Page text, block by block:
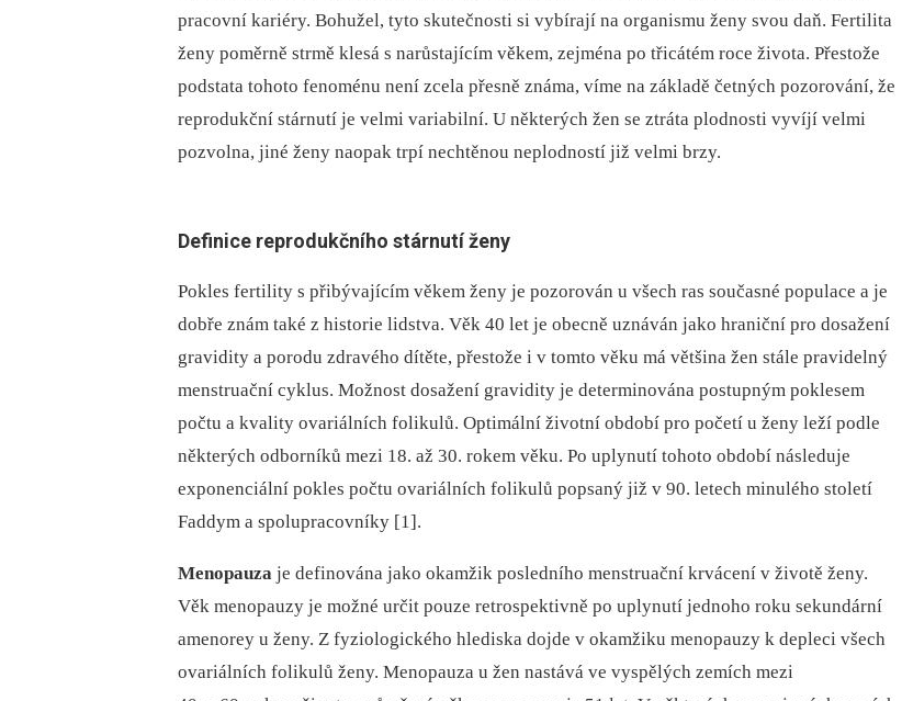
pracovní kariéry. Bohužel, tyto skutečnosti si vybírají na organismu ženy svou daň. Fertilita
ženy poměrně strmě klesá s narůstajícím věkem, zejména po třicátém roce života. Přestože
podstata tohoto fenoménu není zcela přesně známa, víme na základě četných pozorování, že
reprodukční stárnutí je velmi variabilní. U některých žen se ztráta plodnosti vyvíjí velmi
pozvolna, jiné ženy naopak trpí nechtěnou neplodností již velmi brzy.
Definice reprodukčního stárnutí ženy
Pokles fertility s přibývajícím věkem ženy je pozorován u všech ras současné populace a je
dobře znám také z historie lidstva. Věk 40 let je obecně uznáván jako hraniční pro dosažení
gravidity a porodu zdravého dítěte, přestože i v tomto věku má většina žen stále pravidelný
menstruační cyklus. Možnost dosažení gravidity je determinována postupným poklesem
počtu a kvality ovariálních folikulů. Optimální životní období pro početí u ženy leží podle
některých odborníků mezi 18. až 30. rokem věku. Po uplynutí tohoto období následuje
exponenciální pokles počtu ovariálních folikulů popsaný již v 90. letech minulého století
Faddym a spolupracovníky [1].
Menopauza je definována jako okamžik posledního menstruační krvácení v životě ženy.
Věk menopauzy je možné určit pouze retrospektivně po uplynutí jednoho roku sekundární
amenorey u ženy. Z fyziologického hlediska dojde v okamžiku menopauzy k depleci všech
ovariálních folikulů ženy. Menopauza u žen nastává ve vyspělých zemích mezi